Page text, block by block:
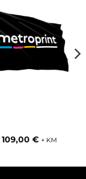
109,00 € + KM